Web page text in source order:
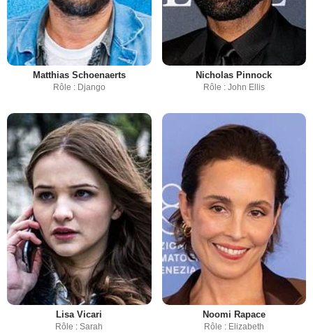
Matthias Schoenaerts
Rôle : Django
Nicholas Pinnock
Rôle : John Ellis
Lisa Vicari
Rôle : Sarah
Noomi Rapace
Rôle : Elizabeth